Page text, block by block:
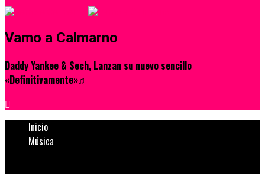
Vamo a Calmarno
Daddy Yankee & Sech, Lanzan su nuevo sencillo
«Definitivamente»♫
Inicio
Música